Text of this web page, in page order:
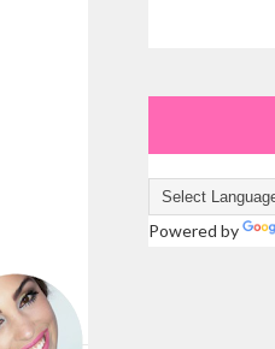
Powered by